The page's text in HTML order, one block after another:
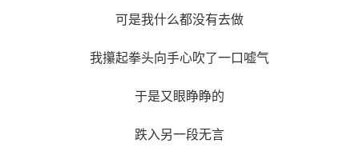
可是我什么都没有去做
我攥起拳头向手心吹了一口嘘气
于是又眼睁睁的
跌入另一段无言